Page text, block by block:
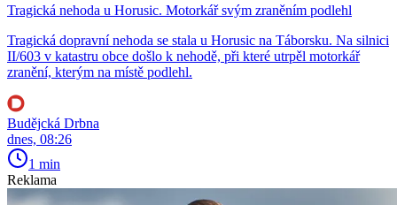
Tragická nehoda u Horusic. Motorkář svým zraněním podlehl
Tragická dopravní nehoda se stala u Horusic na Táborsku. Na silnici
II/603 v katastru obce došlo k nehodě, při které utrpěl motorkář
zranění, kterým na místě podlehl.
Budějcká Drbna
dnes, 08:26
1 min
Reklama